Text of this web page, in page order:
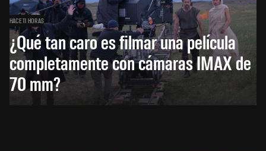
HACE 11 HORAS
¿Qué tan caro es filmar una película
completamente con cámaras IMAX de
70 mm?